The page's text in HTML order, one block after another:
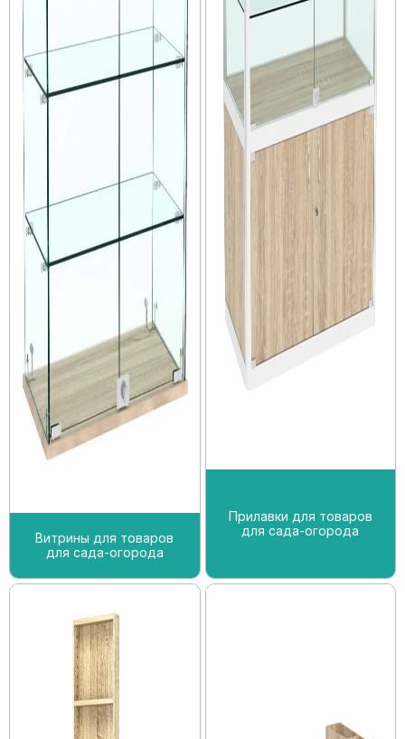
Витрины для товаров
для сада-огорода
Прилавки для товаров
для сада-огорода